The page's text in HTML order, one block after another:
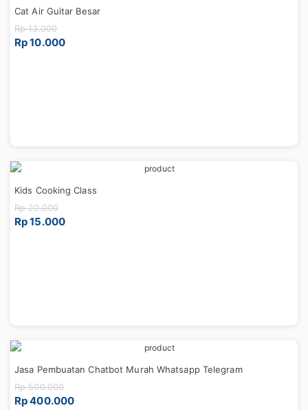
Cat Air Guitar Besar
Rp 13.000
Rp 10.000
Kids Cooking Class
Rp 20.000
Rp 15.000
Jasa Pembuatan Chatbot Murah Whatsapp Telegram
Rp 500.000
Rp 400.000